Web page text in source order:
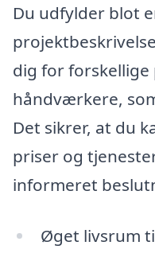
Du udfylder blot
dig for forskellige
håndværkere,
Det sikrer, at du
priser og
informeret
Øget livsrum